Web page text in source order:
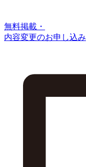
無料掲載・
内容変更のお申し込み